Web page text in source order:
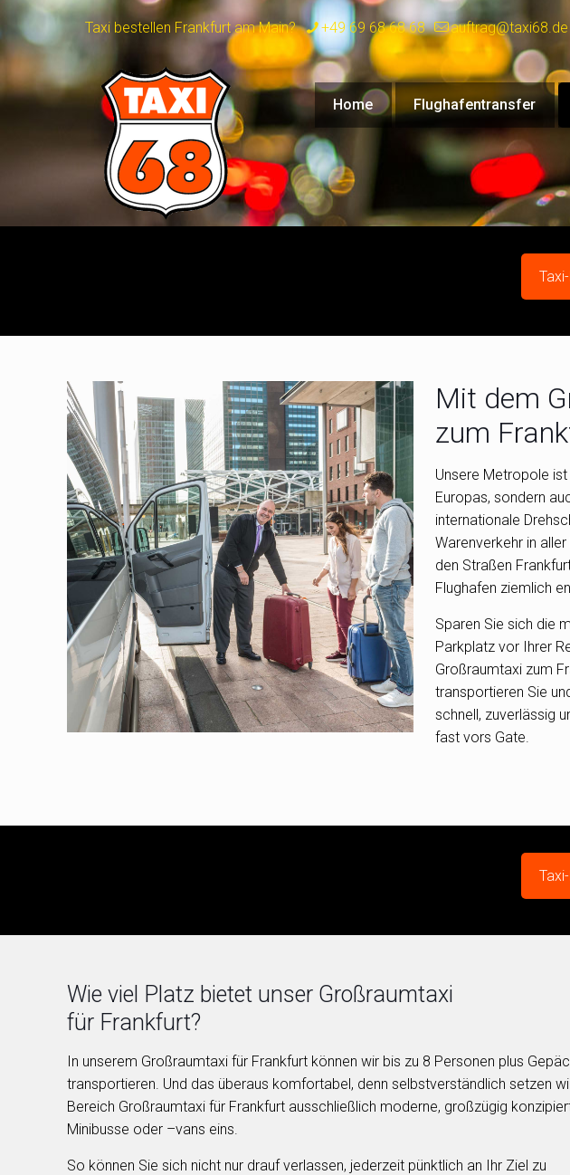
Taxi bestellen Frankfurt am Main? +49 69 68 68 68 auftrag@taxi68.de
Home Flughafentransfer
Mit dem
zum
Unsere Metropole
Europas, sondern
internationale
Warenverkehr in
den Straßen
Flughafen ziemlich
Sparen Sie sich die
Parkplatz vor Ihrer
Großraumtaxi zum
transportieren Sie
schnell, zuverlässig
fast vors Gate.
Wie viel Platz bietet unser Großraumtaxi
für Frankfurt?
In unserem Großraumtaxi für Frankfurt können wir bis zu 8 Personen plus
transportieren. Und das überaus komfortabel, denn selbstverständlich setzen
Bereich Großraumtaxi für Frankfurt ausschließlich moderne, großzügig
Minibusse oder –vans eins.
So können Sie sich nicht nur drauf verlassen, jederzeit pünktlich an Ihr Ziel zu